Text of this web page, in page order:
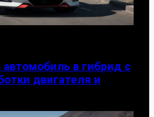
автомобиль в гибрид с
двигателя и